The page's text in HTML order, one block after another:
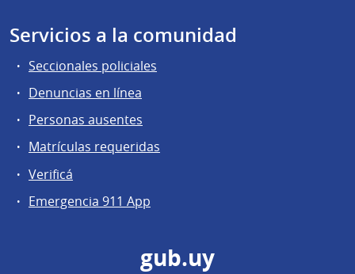
Servicios a la comunidad
Seccionales policiales
Denuncias en línea
Personas ausentes
Matrículas requeridas
Verificá
Emergencia 911 App
gub.uy